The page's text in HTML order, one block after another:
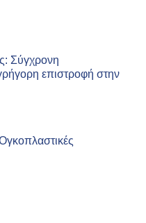
Σύγχρονη
επιστροφή στην